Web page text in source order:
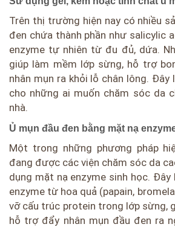
Trên thị trường hiện nay có nhiều
đen chứa thành phần như salicylic
enzyme tự nhiên từ đu đủ, dứa.
giúp làm mềm lớp sừng, hỗ trợ
nhân mụn ra khỏi lỗ chân lông. Đây
cho những ai muốn chăm sóc da
nhà.
Ủ mụn đầu đen bằng mặt nạ
Một trong những phương pháp
đang được các viện chăm sóc da
dụng mặt nạ enzyme sinh học.
enzyme từ hoa quả (papain,
vỡ cấu trúc protein trong lớp sừng,
hỗ trợ đẩy nhân mụn đầu đen ra